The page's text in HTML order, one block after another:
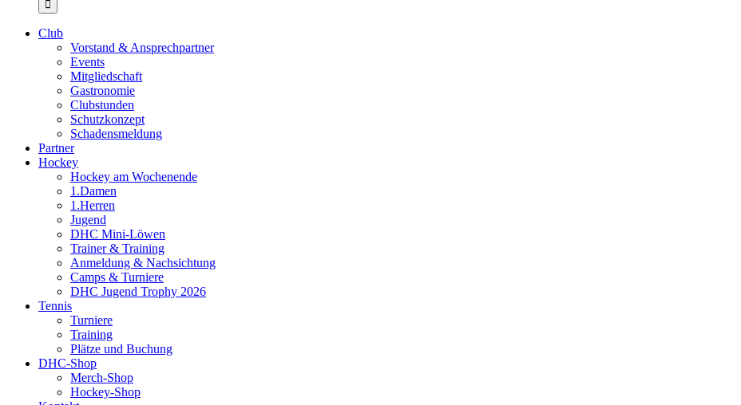
Club
Vorstand & Ansprechpartner
Events
Mitgliedschaft
Gastronomie
Clubstunden
Schutzkonzept
Schadensmeldung
Partner
Hockey
Hockey am Wochenende
1.Damen
1.Herren
Jugend
DHC Mini-Löwen
Trainer & Training
Anmeldung & Nachsichtung
Camps & Turniere
DHC Jugend Trophy 2026
Tennis
Turniere
Training
Plätze und Buchung
DHC-Shop
Merch-Shop
Hockey-Shop